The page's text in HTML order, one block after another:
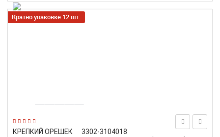
КРЕПКИЙ ОРЕШЕК 3302-3104018
Кратно упаковке 12 шт.